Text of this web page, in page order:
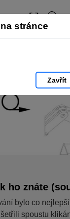
stránce
Zavřít
ho znáte
bylo co
spoustu